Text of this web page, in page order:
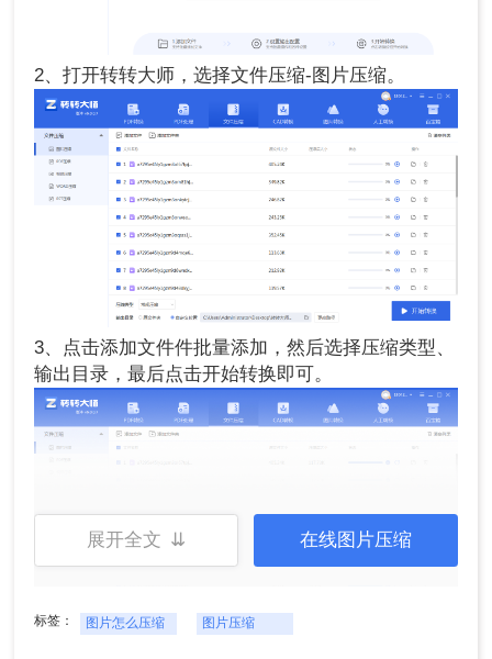
2、打开转转大师，选择文件压缩-图片压缩。
3、点击添加文件件批量添加，然后选择压缩类型、
输出目录，最后点击开始转换即可。
展开全文 ⇊ 在线图片压缩
标签： 图片怎么压缩 图片压缩